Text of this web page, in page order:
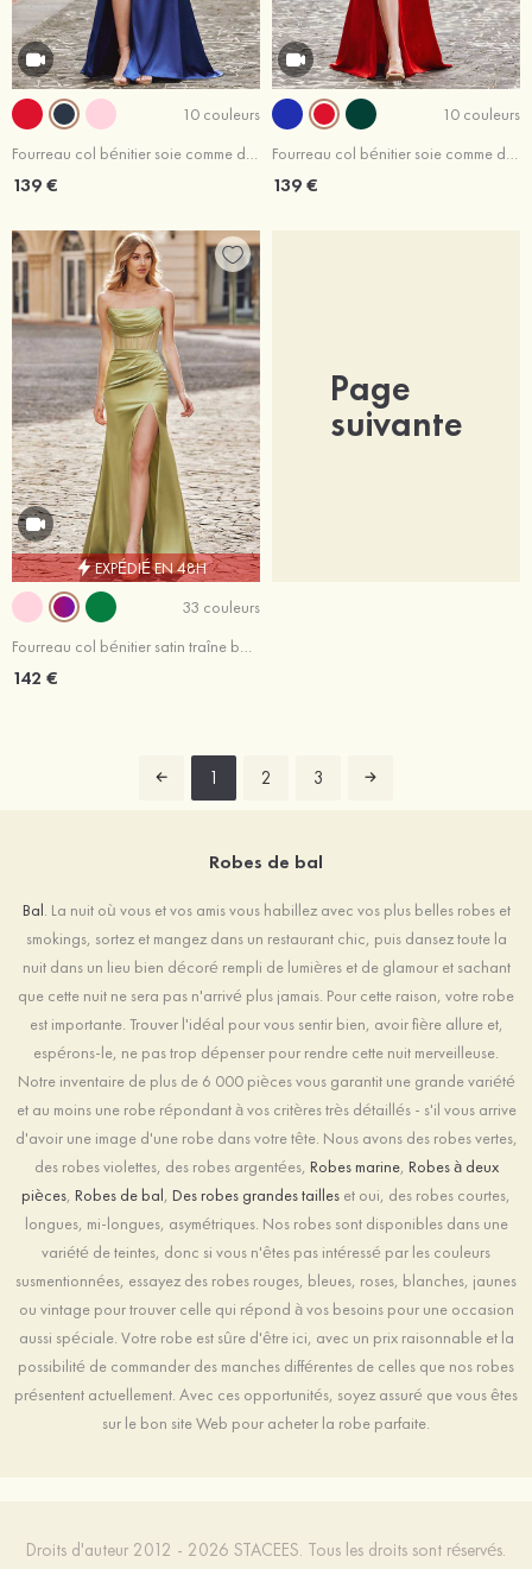
10 couleurs
Fourreau col bénitier soie comme du satin traîne balayage robe de bal
139 €
10 couleurs
Fourreau col bénitier soie comme du satin traîne balayage robe de bal
139 €
EXPÉDIÉ EN 48H
33 couleurs
Fourreau col bénitier satin traîne balayage robe de bal
142 €
Page
suivante
1 2 3
Robes de bal
Bal. La nuit où vous et vos amis vous habillez avec vos plus belles robes et
smokings, sortez et mangez dans un restaurant chic, puis dansez toute la
nuit dans un lieu bien décoré rempli de lumières et de glamour et sachant
que cette nuit ne sera pas n'arrivé plus jamais. Pour cette raison, votre robe
est importante. Trouver l'idéal pour vous sentir bien, avoir fière allure et,
espérons-le, ne pas trop dépenser pour rendre cette nuit merveilleuse.
Notre inventaire de plus de 6 000 pièces vous garantit une grande variété
et au moins une robe répondant à vos critères très détaillés - s'il vous arrive
d'avoir une image d'une robe dans votre tête. Nous avons des robes vertes,
des robes violettes, des robes argentées, Robes marine, Robes à deux
pièces, Robes de bal, Des robes grandes tailles et oui, des robes courtes,
longues, mi-longues, asymétriques. Nos robes sont disponibles dans une
variété de teintes, donc si vous n'êtes pas intéressé par les couleurs
susmentionnées, essayez des robes rouges, bleues, roses, blanches, jaunes
ou vintage pour trouver celle qui répond à vos besoins pour une occasion
aussi spéciale. Votre robe est sûre d'être ici, avec un prix raisonnable et la
possibilité de commander des manches différentes de celles que nos robes
présentent actuellement. Avec ces opportunités, soyez assuré que vous êtes
sur le bon site Web pour acheter la robe parfaite.
Droits d'auteur 2012 - 2026 STACEES. Tous les droits sont réservés.